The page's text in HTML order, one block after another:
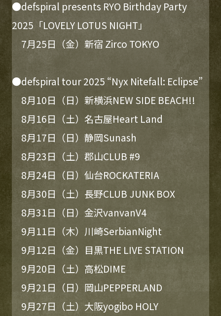
●defspiral presents RYO Birthday Party
2025「LOVELY LOTUS NIGHT」
7月25日（金）新宿 Zirco TOKYO
●defspiral tour 2025 “Nyx Nitefall: Eclipse”
8月10日（日）新横浜NEW SIDE BEACH!!
8月16日（土）名古屋Heart Land
8月17日（日）静岡Sunash
8月23日（土）郡山CLUB #9
8月24日（日）仙台ROCKATERIA
8月30日（土）長野CLUB JUNK BOX
8月31日（日）金沢vanvanV4
9月11日（木）川崎SerbianNight
9月12日（金）目黒THE LIVE STATION
9月20日（土）高松DIME
9月21日（日）岡山PEPPERLAND
9月27日（土）大阪yogibo HOLY